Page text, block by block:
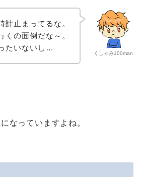
くしゃみ100man
計止まってるな。
くの面倒だな～。
たいないし…
になっていますよね。